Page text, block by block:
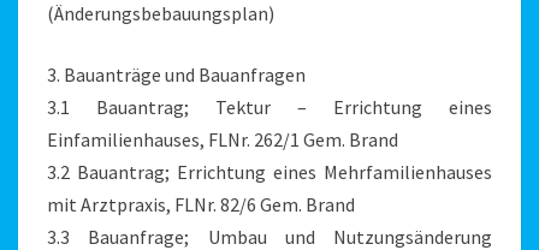
(Änderungsbebauungsplan)
3. Bauanträge und Bauanfragen
3.1 Bauantrag; Tektur – Errichtung eines
Einfamilienhauses, FLNr. 262/1 Gem. Brand
3.2 Bauantrag; Errichtung eines Mehrfamilienhauses
mit Arztpraxis, FLNr. 82/6 Gem. Brand
3.3 Bauanfrage; Umbau und Nutzungsänderung